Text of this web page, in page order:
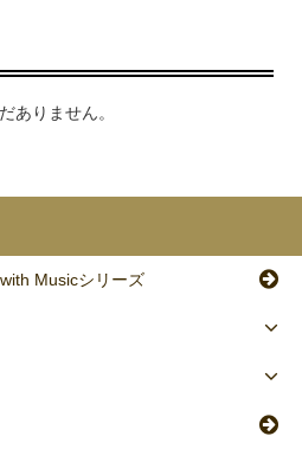
ありません。
Musicシリーズ